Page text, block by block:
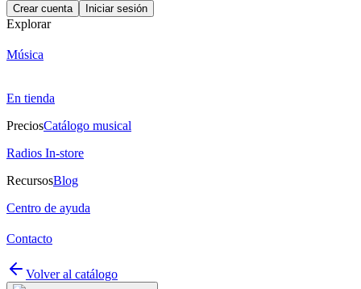
Crear cuenta Iniciar sesión
Explorar
Música
En tienda
PreciosCatálogo musical
Radios In-store
RecursosBlog
Centro de ayuda
Contacto
Volver al catálogo